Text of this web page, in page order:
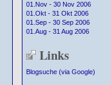
01.Nov - 30 Nov 2006
01.Okt - 31 Okt 2006
01.Sep - 30 Sep 2006
01.Aug - 31 Aug 2006
Links
Blogsuche (via Google)